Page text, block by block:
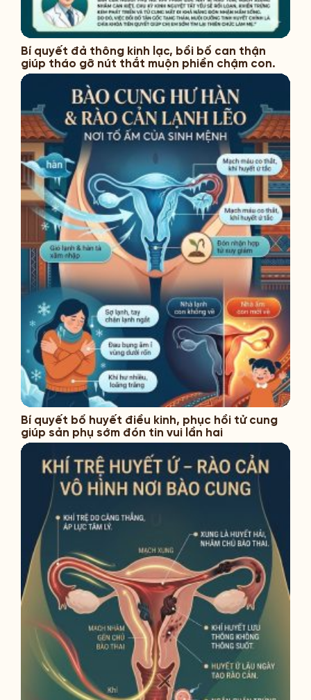
Bí quyết đả thông kinh lạc, bồi bổ can thận
giúp tháo gỡ nút thắt muộn phiền chậm con.
Bí quyết bổ huyết điều kinh, phục hồi tử cung
giúp sản phụ sớm đón tin vui lần hai